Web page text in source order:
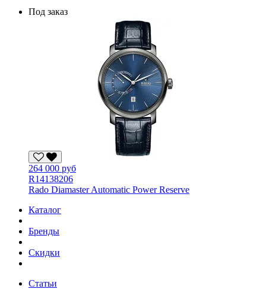
Под заказ
264 000 руб
R14138206
Rado Diamaster Automatic Power Reserve
Каталог
Бренды
Скидки
Статьи